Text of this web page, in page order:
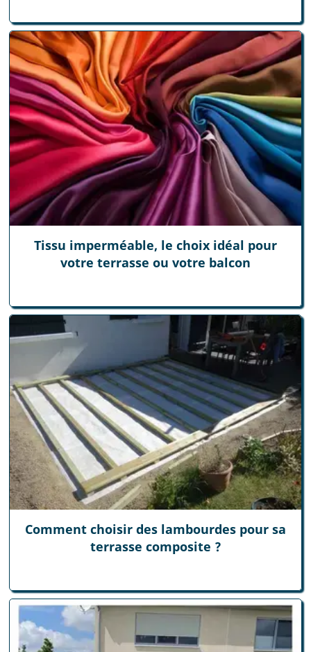
Tissu imperméable, le choix idéal pour
votre terrasse ou votre balcon
Comment choisir des lambourdes pour sa
terrasse composite ?